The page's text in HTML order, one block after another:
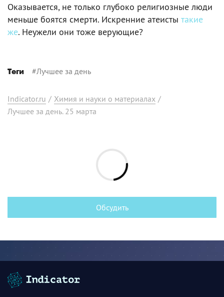
Оказывается, не только глубоко религиозные люди
меньше боятся смерти. Искренние атеисты такие
же. Неужели они тоже верующие?
Теги #Лучшее за день
Indicator.ru / Химия и науки о материалах /
Лучшее за день. 25 марта
Обсудить